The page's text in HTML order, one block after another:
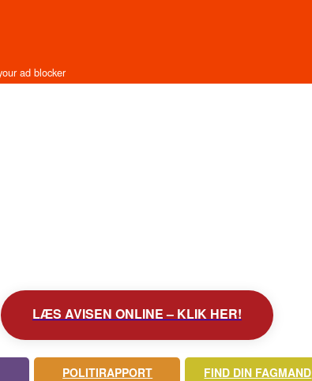
LÆS AVISEN ONLINE – KLIK HER!
POLITIRAPPORT FIND DIN FAGMAND